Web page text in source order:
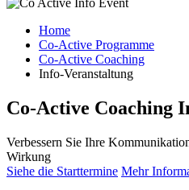
Home
Co-Active Programme
Co-Active Coaching
Info-Veranstaltung
Co-Active Coaching
Verbessern Sie Ihre
Wirkung
Siehe die Starttermine Mehr